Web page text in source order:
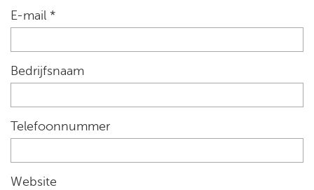
E-mail *
Bedrijfsnaam
Telefoonnummer
Website